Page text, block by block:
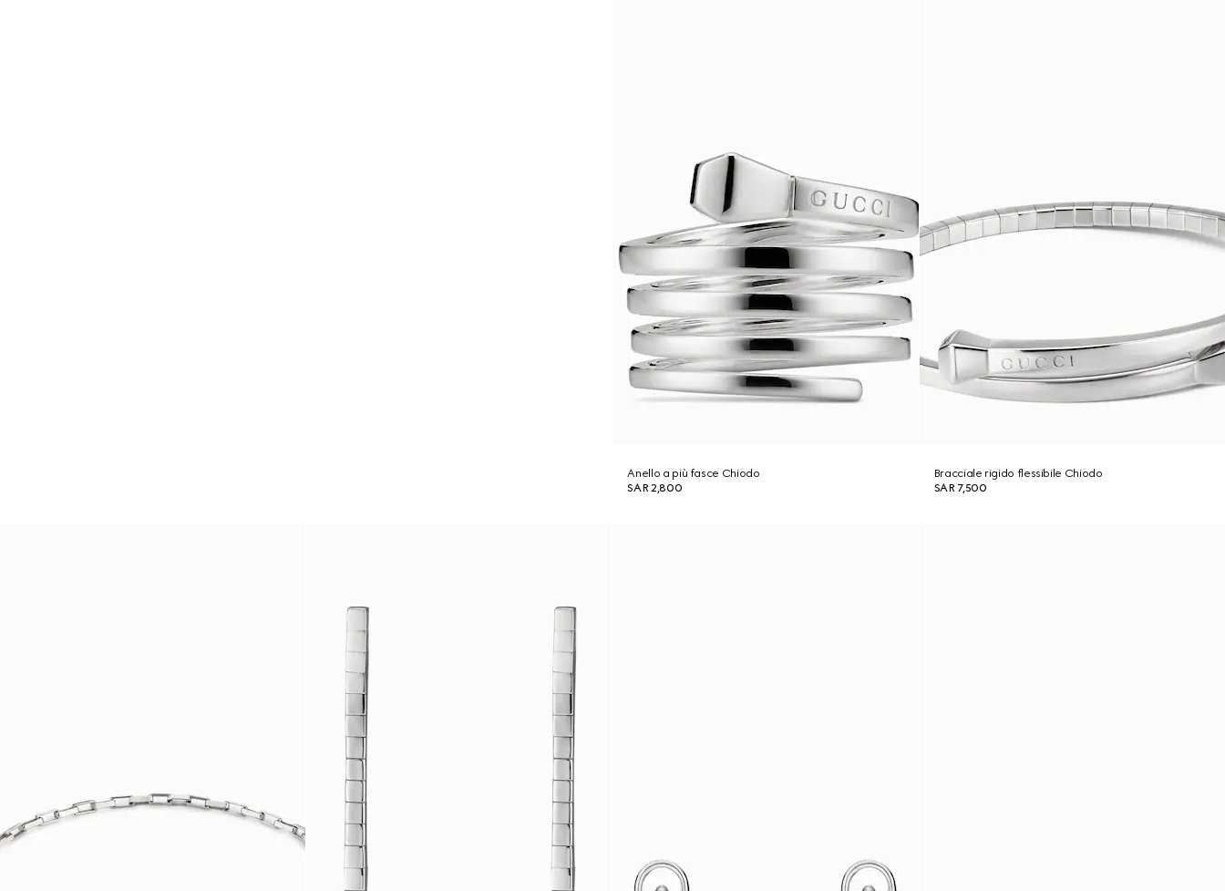
Anello a più fasce Chiodo
SAR 2,800
Bracciale rigido flessibile Chiodo
SAR 7,500